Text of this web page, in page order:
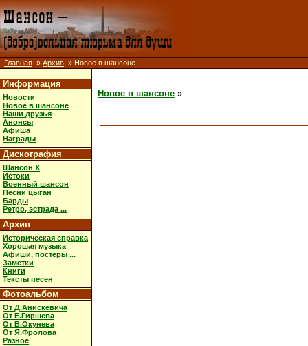
Главная » Архив » Новое в шансоне
Информация
Новости
Новое в шансоне
Наши друзья
Анонсы
Афиша
Награды
Дискография
Шансон X
Истоки
Военный шансон
Песни цыган
Барды
Ретро, эстрада ...
Архив
Историческая справка
Хорошая музыка
Афиши, постеры ...
Заметки
Книги
Тексты песен
Фотоальбом
От Д.Анискевича
От Е.Гиршева
От В.Окунева
От Я.Фролова
Разное
Новое в шансоне »